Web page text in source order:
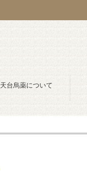
天台烏薬について